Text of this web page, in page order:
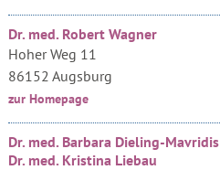
Dr. med. Robert Wagner
Hoher Weg 11
86152 Augsburg
zur Homepage
Dr. med. Barbara Dieling-Mavridis
Dr. med. Kristina Liebau